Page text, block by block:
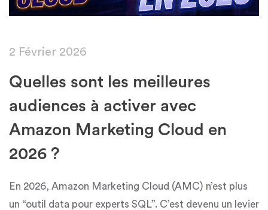
2 Février 2026
Quelles sont les meilleures
audiences à activer avec
Amazon Marketing Cloud en
2026 ?
En 2026, Amazon Marketing Cloud (AMC) n’est plus
un “outil data pour experts SQL”. C’est devenu un levier